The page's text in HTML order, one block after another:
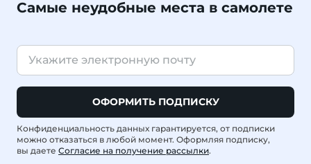
Самые неудобные места в самолете
ОФОРМИТЬ ПОДПИСКУ
Конфиденциальность данных гарантируется, от подписки
можно отказаться в любой момент. Оформляя подписку,
вы даете Согласие на получение рассылки.